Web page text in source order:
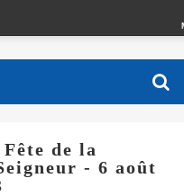
de la
- 6 août